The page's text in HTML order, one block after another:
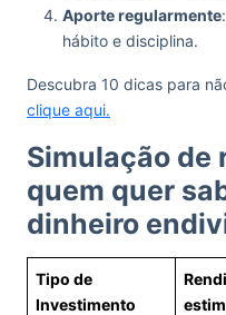
Aporte regularmente
hábito e disciplina.
Descubra 10 dicas para
clique aqui.
Simulação de
quem quer
dinheiro
Tipo de
Investimento